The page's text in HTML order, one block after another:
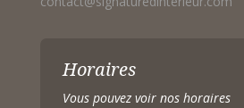
Horaires
Vous pouvez voir nos horaires